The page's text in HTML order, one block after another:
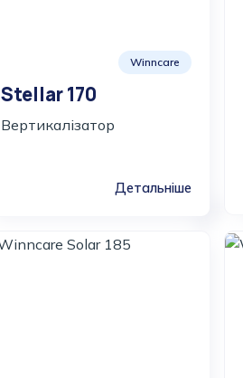
Winncare
Stellar 170
Вертикалізатор
Детальніше